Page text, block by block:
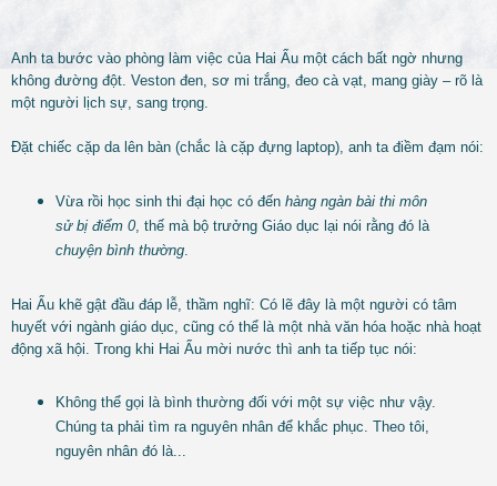
Anh ta bước vào phòng làm việc của Hai Ẩu một cách bất ngờ nhưng
không đường đột. Veston đen, sơ mi trắng, đeo cà vạt, mang giày – rõ là
một người lịch sự, sang trọng.
Đặt chiếc cặp da lên bàn (chắc là cặp đựng laptop), anh ta điềm đạm nói:
Vừa rồi học sinh thi đại học có đến hàng ngàn bài thi môn
sử bị điểm 0, thế mà bộ trưởng Giáo dục lại nói rằng đó là
chuyện bình thường.
Hai Ẩu khẽ gật đầu đáp lễ, thầm nghĩ: Có lẽ đây là một người có tâm
huyết với ngành giáo dục, cũng có thể là một nhà văn hóa hoặc nhà hoạt
động xã hội. Trong khi Hai Ẩu mời nước thì anh ta tiếp tục nói:
Không thể gọi là bình thường đối với một sự việc như vậy.
Chúng ta phải tìm ra nguyên nhân để khắc phục. Theo tôi,
nguyên nhân đó là...